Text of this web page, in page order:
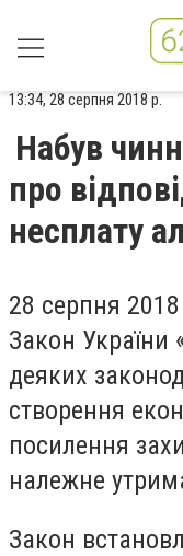
13:34, 28 серпня 2018 р.
Набув
про
несплату
28 серпня
Закон України
деяких
створення
посилення
належне
Закон